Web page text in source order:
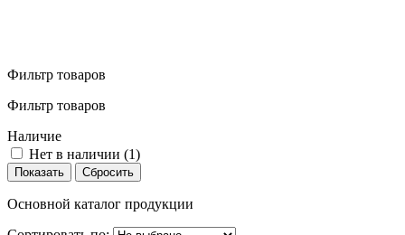
Фильтр товаров
Фильтр товаров
Наличие
Нет в наличии (1)
Основной каталог продукции